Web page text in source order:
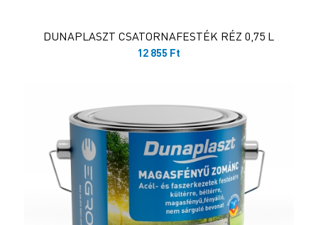
DUNAPLASZT CSATORNAFESTÉK RÉZ 0,75 L
12 855 Ft